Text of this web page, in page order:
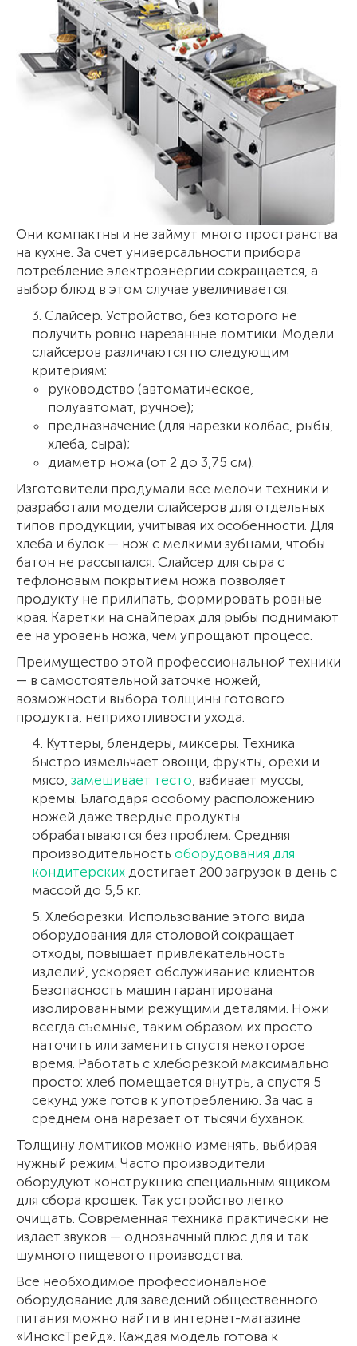
Они компактны и не займут много пространства
на кухне. За счет универсальности прибора
потребление электроэнергии сокращается, а
выбор блюд в этом случае увеличивается.
3. Слайсер. Устройство, без которого не
получить ровно нарезанные ломтики. Модели
слайсеров различаются по следующим
критериям:
руководство (автоматическое,
полуавтомат, ручное);
предназначение (для нарезки колбас, рыбы,
хлеба, сыра);
диаметр ножа (от 2 до 3,75 см).
Изготовители продумали все мелочи техники и
разработали модели слайсеров для отдельных
типов продукции, учитывая их особенности. Для
хлеба и булок — нож с мелкими зубцами, чтобы
батон не рассыпался. Слайсер для сыра с
тефлоновым покрытием ножа позволяет
продукту не прилипать, формировать ровные
края. Каретки на снайперах для рыбы поднимают
ее на уровень ножа, чем упрощают процесс.
Преимущество этой профессиональной техники
— в самостоятельной заточке ножей,
возможности выбора толщины готового
продукта, неприхотливости ухода.
4. Куттеры, блендеры, миксеры. Техника
быстро измельчает овощи, фрукты, орехи и
мясо, замешивает тесто, взбивает муссы,
кремы. Благодаря особому расположению
ножей даже твердые продукты
обрабатываются без проблем. Средняя
производительность оборудования для
кондитерскихдостигает 200 загрузок в день с
массой до 5,5 кг.
5. Хлеборезки. Использование этого вида
оборудования для столовой сокращает
отходы, повышает привлекательность
изделий, ускоряет обслуживание клиентов.
Безопасность машин гарантирована
изолированными режущими деталями. Ножи
всегда съемные, таким образом их просто
наточить или заменить спустя некоторое
время. Работать с хлеборезкой максимально
просто: хлеб помещается внутрь, а спустя 5
секунд уже готов к употреблению. За час в
среднем она нарезает от тысячи буханок.
Толщину ломтиков можно изменять, выбирая
нужный режим. Часто производители
оборудуют конструкцию специальным ящиком
для сбора крошек. Так устройство легко
очищать. Современная техника практически не
издает звуков — однозначный плюс для и так
шумного пищевого производства.
Все необходимое профессиональное
оборудование для заведений общественного
питания можно найти в интернет-магазине
«ИноксТрейд». Каждая модель готова к